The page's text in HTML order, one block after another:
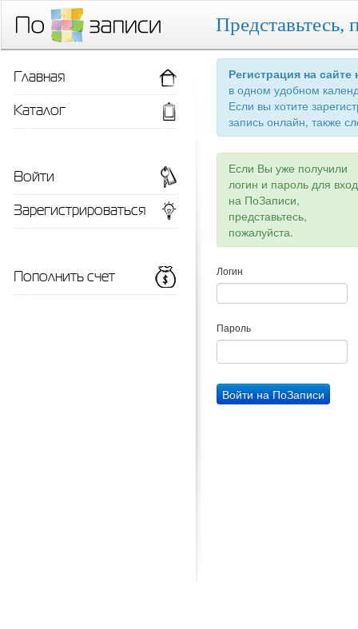
Представьтесь,
Регистрация на
в одном удобном
Если вы хотите
запись онлайн, также
Если Вы уже получили
логин и пароль для
на ПоЗаписи,
представьтесь,
пожалуйста.
Логин
Пароль
Главная
Каталог
Войти
Зарегистрироваться
Пополнить счет